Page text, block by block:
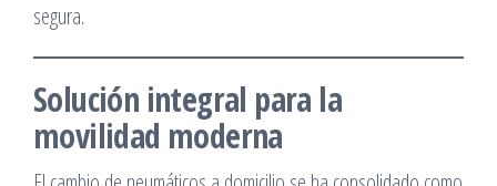
segura.
Solución integral para la
movilidad moderna